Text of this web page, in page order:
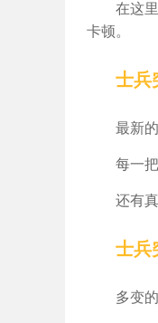
在这
卡顿。
士兵
最新
每一
还有
士兵
多变